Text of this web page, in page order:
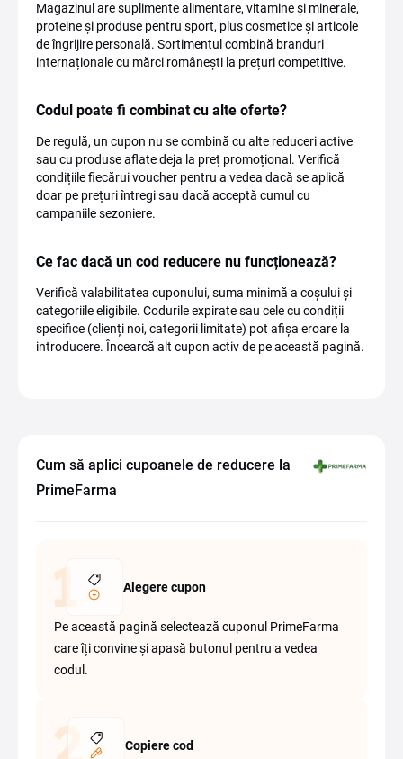
Magazinul are suplimente alimentare, vitamine și minerale,
proteine și produse pentru sport, plus cosmetice și articole
de îngrijire personală. Sortimentul combină branduri
internaționale cu mărci românești la prețuri competitive.
Codul poate fi combinat cu alte oferte?
De regulă, un cupon nu se combină cu alte reduceri active
sau cu produse aflate deja la preț promoțional. Verifică
condițiile fiecărui voucher pentru a vedea dacă se aplică
doar pe prețuri întregi sau dacă acceptă cumul cu
campaniile sezoniere.
Ce fac dacă un cod reducere nu funcționează?
Verifică valabilitatea cuponului, suma minimă a coșului și
categoriile eligibile. Codurile expirate sau cele cu condiții
specifice (clienți noi, categorii limitate) pot afișa eroare la
introducere. Încearcă alt cupon activ de pe această pagină.
Cum să aplici cupoanele de reducere la
PrimeFarma
Alegere cupon
Pe această pagină selectează cuponul PrimeFarma
care îți convine și apasă butonul pentru a vedea
codul.
Copiere cod